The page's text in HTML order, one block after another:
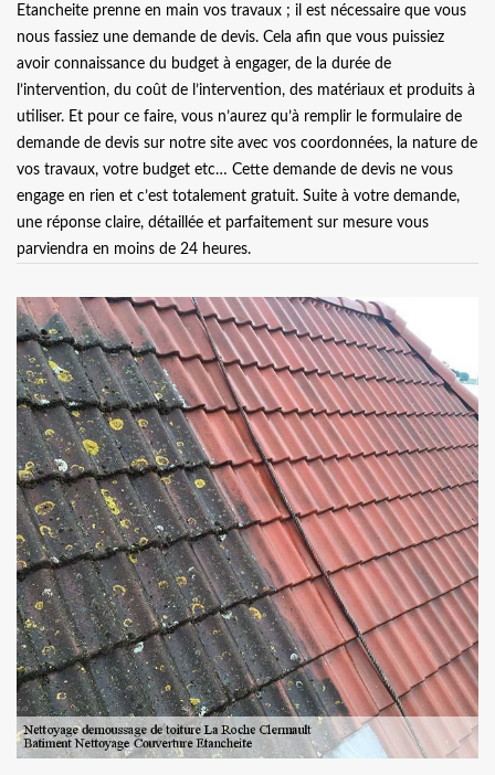
Etancheite prenne en main vos travaux ; il est nécessaire que vous
nous fassiez une demande de devis. Cela afin que vous puissiez
avoir connaissance du budget à engager, de la durée de
l’intervention, du coût de l’intervention, des matériaux et produits à
utiliser. Et pour ce faire, vous n’aurez qu’à remplir le formulaire de
demande de devis sur notre site avec vos coordonnées, la nature de
vos travaux, votre budget etc… Cette demande de devis ne vous
engage en rien et c’est totalement gratuit. Suite à votre demande,
une réponse claire, détaillée et parfaitement sur mesure vous
parviendra en moins de 24 heures.